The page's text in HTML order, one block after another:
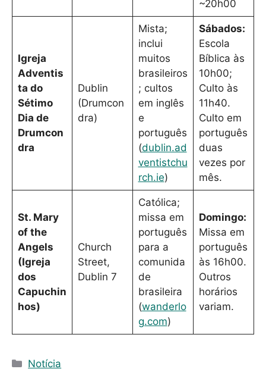
~20h00
Igreja
Adventis
ta do
Sétimo
Dia de
Drumcon
dra
Dublin
(Drumcon
dra)
Mista;
inclui
muitos
brasileiros
; cultos
em inglês
e
português
(dublin.ad
ventistchu
rch.ie)
Sábados:
Escola
Bíblica às
10h00;
Culto às
11h40.
Culto em
português
duas
vezes por
mês.
St. Mary
of the
Angels
(Igreja
dos
Capuchin
hos)
Church
Street,
Dublin 7
Católica;
missa em
português
para a
comunida
de
brasileira
(wanderlo
g.com)
Domingo:
Missa em
português
às 16h00.
Outros
horários
variam.
C
Notícia